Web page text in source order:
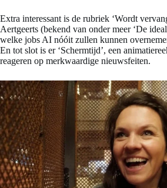
Extra interessant is de rubriek ‘Wordt
Aertgeerts (bekend van onder meer ‘De
welke jobs AI nóóit zullen kunnen
En tot slot is er ‘Schermtijd’, een
reageren op merkwaardige nieuwsfeiten.